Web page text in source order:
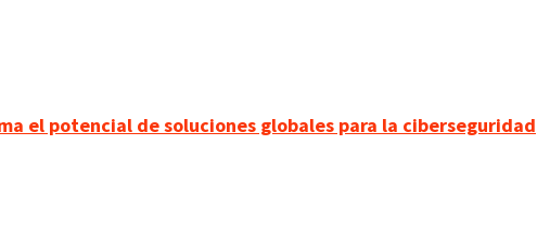
el potencial de soluciones globales para la ciberseguridad